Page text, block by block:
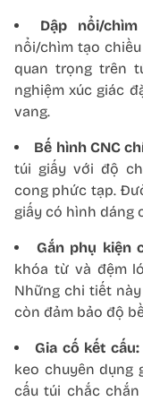
Dập nổi/
nổi/chìm tạo
quan trọng trên
nghiệm xúc giác
vang.
Bế hình CNC
túi giấy với độ
cong phức tạp.
giấy có hình dáng
Gắn phụ kiện
khóa từ và đệm
Những chi tiết
còn đảm bảo độ
Gia cố kết cấu:
keo chuyên dụng
cấu túi chắc